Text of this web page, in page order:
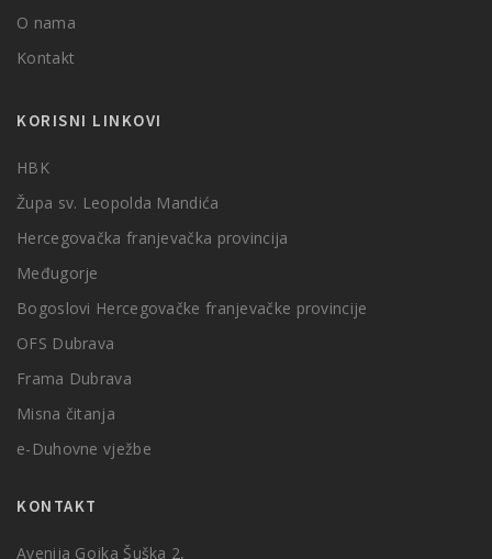
O nama
Kontakt
KORISNI LINKOVI
HBK
Župa sv. Leopolda Mandića
Hercegovačka franjevačka provincija
Međugorje
Bogoslovi Hercegovačke franjevačke provincije
OFS Dubrava
Frama Dubrava
Misna čitanja
e-Duhovne vježbe
KONTAKT
Avenija Gojka Šuška 2,